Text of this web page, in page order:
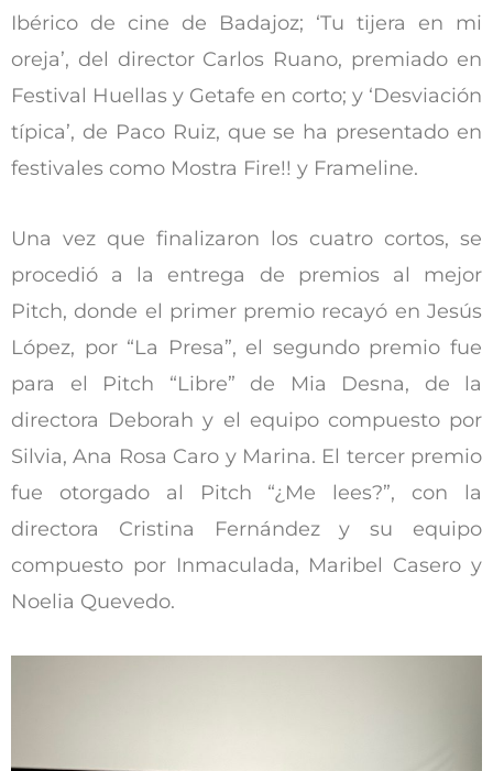
Ibérico de cine de Badajoz; ‘Tu tijera en mi
oreja’, del director Carlos Ruano, premiado en
Festival Huellas y Getafe en corto; y ‘Desviación
típica’, de Paco Ruiz, que se ha presentado en
festivales como Mostra Fire!! y Frameline.
Una vez que finalizaron los cuatro cortos, se
procedió a la entrega de premios al mejor
Pitch, donde el primer premio recayó en Jesús
López, por “La Presa”, el segundo premio fue
para el Pitch “Libre” de Mia Desna, de la
directora Deborah y el equipo compuesto por
Silvia, Ana Rosa Caro y Marina. El tercer premio
fue otorgado al Pitch “¿Me lees?”, con la
directora Cristina Fernández y su equipo
compuesto por Inmaculada, Maribel Casero y
Noelia Quevedo.